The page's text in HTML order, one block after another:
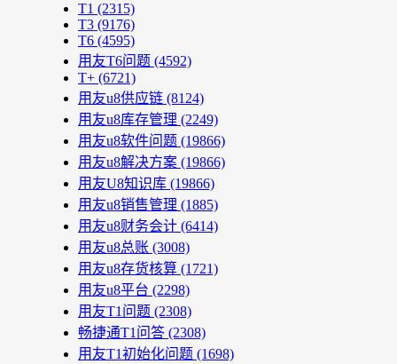
T1 (2315)
T3 (9176)
T6 (4595)
用友T6问题 (4592)
T+ (6721)
用友u8供应链 (8124)
用友u8库存管理 (2249)
用友u8软件问题 (19866)
用友u8解决方案 (19866)
用友U8知识库 (19866)
用友u8销售管理 (1885)
用友u8财务会计 (6414)
用友u8总账 (3008)
用友u8存货核算 (1721)
用友u8平台 (2298)
用友T1问题 (2308)
畅捷通T1问答 (2308)
用友T1初始化问题 (1698)